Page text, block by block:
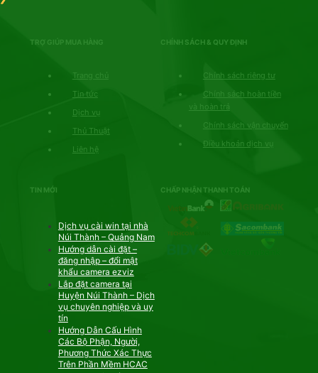
TRỢ GIÚP MUA HÀNG
Trang chủ
Tin tức
Dịch vụ
Thủ Thuật
Liên hệ
CHÍNH SÁCH & QUY ĐỊNH
Chính sách riêng tư
Chính sách hoàn tiền
và hoàn trả
Chính sách vận chuyển
Điều khoản dịch vụ
TIN MỚI
Dịch vụ cài win tại nhà
Núi Thành – Quảng Nam
Hướng dẫn cài đặt –
đăng nhập – đổi mật
khẩu camera ezviz
Lắp đặt camera tại
Huyện Núi Thành – Dịch
vụ chuyên nghiệp và uy
tín
Hướng Dẫn Cấu Hình
Các Bộ Phận, Người,
Phương Thức Xác Thực
Trên Phần Mềm HCAC
CHẤP NHẬN THANH TOÁN